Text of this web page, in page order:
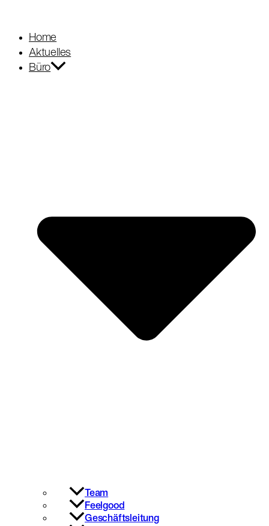
Home
Aktuelles
Büro
Team
Feelgood
Geschäftsleitung